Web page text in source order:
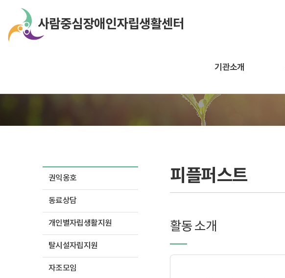
기관소개
권익옹호
동료상담
개인별자립생활지원
탈시설자립지원
자조모임
피플퍼스트
활동 소개